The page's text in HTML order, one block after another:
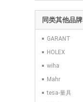
同类其他品牌
GARANT
HOLEX
wiha
Mahr
tesa-量具